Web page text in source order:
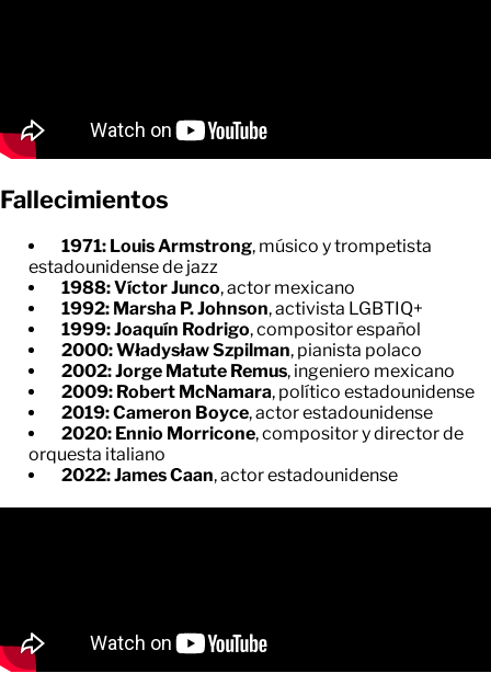
Fallecimientos
1971: Louis Armstrong, músico y trompetista
estadounidense de jazz
1988: Víctor Junco, actor mexicano
1992: Marsha P. Johnson, activista LGBTIQ+
1999: Joaquín Rodrigo, compositor español
2000: Władysław Szpilman, pianista polaco
2002: Jorge Matute Remus, ingeniero mexicano
2009: Robert McNamara, político estadounidense
2019: Cameron Boyce, actor estadounidense
2020: Ennio Morricone, compositor y director de
orquesta italiano
2022: James Caan, actor estadounidense